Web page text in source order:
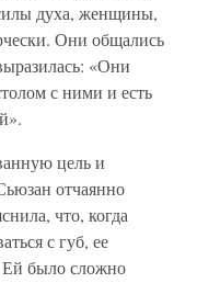
духа, женщины,
Они общались
«Они
с ними и есть
цель и
отчаянно
что, когда
с губ, ее
Ей было сложно